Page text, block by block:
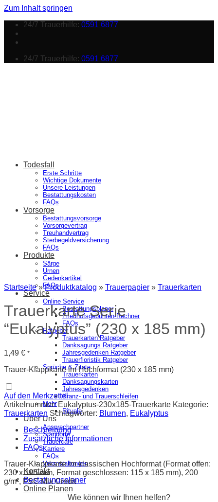
Zum Inhalt springen
24/7 Trauerhilfe: 0591 6877
24/7 Trauerhilfe: 0591 6877
Todesfall
Erste Schritte
Wichtige Dokumente
Unsere Leistungen
Bestattungskosten
FAQs
Vorsorge
Bestattungsvorsorge
Vorsorgevertrag
Treuhandvertrag
Sterbegeldversicherung
FAQs
Produkte
Särge
Urnen
Gedenkartikel
FAQs
Service
Online Service
Bestattungsplaner
Friedhofsgebühren-Rechner
FAQs
Ratgeber
Trauerkarten Ratgeber
Danksagungs Ratgeber
Jahresgedenken Ratgeber
Trauerfloristik Ratgeber
Sprüche & Zitate
Trauerkarten
Danksagungskarten
Jahresgedenken
Kranz- und Trauerschleifen
Mehr
Rituale
Über Uns
Ansprechpartner
Standorte
Trauercafe
Karriere
FAQs
Veranstaltungen
Kontakt
Bestattungsplaner
Online Planen
Wie können wir Ihnen helfen?
Startseite » Produktkatalog » Trauerpapier » Trauerkarten
Trauerkarte Serie
“Eukalyptus” (230 x 185 mm)
1,49 € *
Trauer-Klappkarte im Hochformat (230 x 185 mm)
Auf den Merkzettel
Artikelnummer:Eukalyptus-230x185-Trauerkarte Kategorie:
Trauerkarten Schlagwörter: Blumen, Eukalyptus
Beschreibung
Zusätzliche Informationen
FAQs
Trauer-Klappkarte im klassischen Hochformat (Format offen:
230 x 185 mm, Format geschlossen: 115 x 185 mm), 200
g/m², FSC Mix Credit